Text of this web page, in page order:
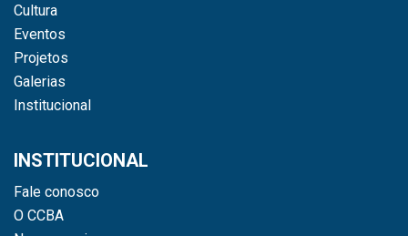
Cultura
Eventos
Projetos
Galerias
Institucional
INSTITUCIONAL
Fale conosco
O CCBA